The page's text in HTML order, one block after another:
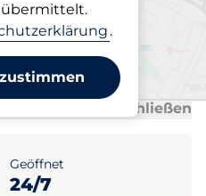
übermittelt.
.
Standort
Alle schließen
Geöffnet
24/7